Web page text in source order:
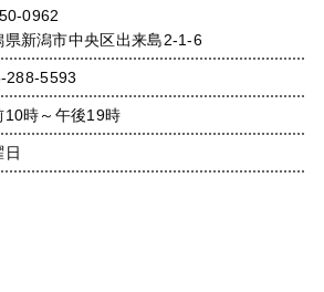
0962
県新潟市中央区出来島2-1-6
288-5593
10時～午後19時
日